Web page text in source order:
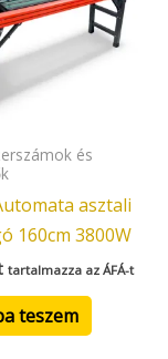
és
asztali
160cm 3800W
tartalmazza az ÁFÁ-t
teszem